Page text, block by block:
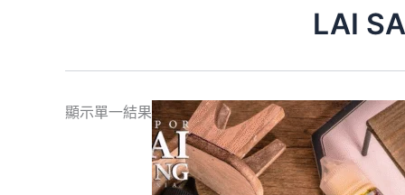
LAI
顯示單一結果
此
產
品
有